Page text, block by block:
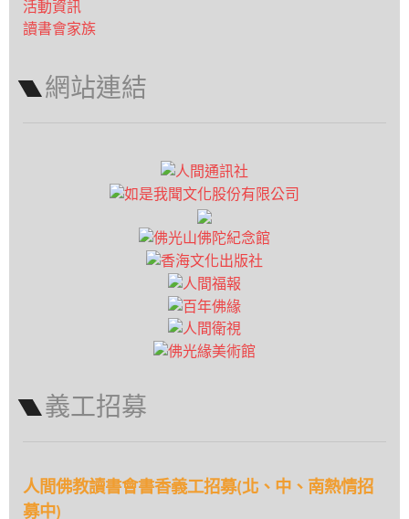
活動資訊
讀書會家族
網站連結
義工招募
人間佛教讀書會書香義工招募(北、中、南熱情招
募中)